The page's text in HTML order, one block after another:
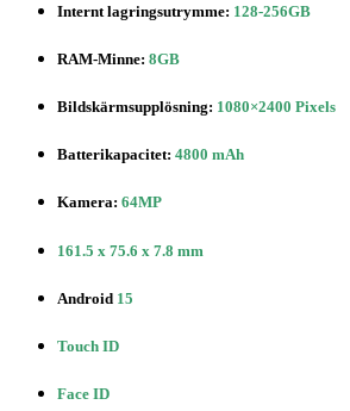
Internt lagringsutrymme: 128-256GB
RAM-Minne: 8GB
Bildskärmsupplösning: 1080×2400 Pixels
Batterikapacitet: 4800 mAh
Kamera: 64MP
161.5 x 75.6 x 7.8 mm
Android 15
Touch ID
Face ID